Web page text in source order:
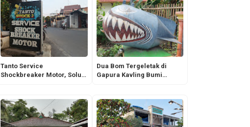
Tanto Service
Shockbreaker Motor, Solusi
Dua Bom Tergeletak di
Gapura Kavling Bumi
Cemas